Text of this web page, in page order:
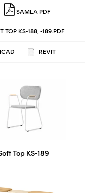
SAMLA PDF
TOP KS-188, -189.PDF
REVIT
Top KS-189